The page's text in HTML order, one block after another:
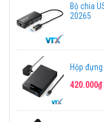
Bộ chia
20265
Hộp
420.000₫